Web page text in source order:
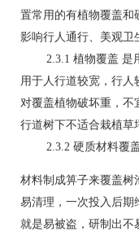
置常用的有植物覆盖和
影响行人通行、美观卫
2.3.1 植物覆盖 是用
用于人行道较宽，行人
对覆盖植物破坏重，不
行道树下不适合栽植草
2.3.2 硬质材料覆盖
材料制成箅子来覆盖树
易清理，一次投入后期
就是易被盗，研制出不